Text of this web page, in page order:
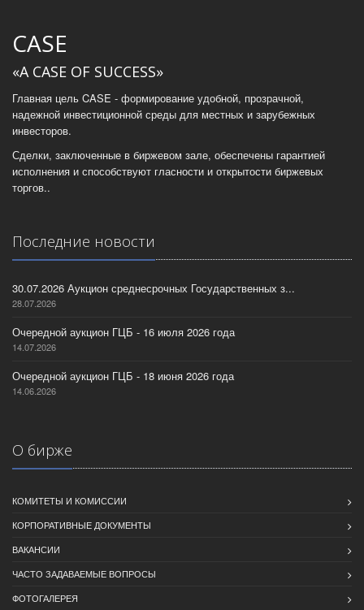
CASE
«A CASE OF SUCCESS»
Главная цель CASE - формирование удобной, прозрачной,
надежной инвестиционной среды для местных и зарубежных
инвесторов.
Сделки, заключенные в биржевом зале, обеспечены гарантией
исполнения и способствуют гласности и открытости биржевых
торгов..
Последние новости
30.07.2026 Аукцион среднесрочных Государственных з...
28.07.2026
Очередной аукцион ГЦБ - 16 июля 2026 года
14.07.2026
Очередной аукцион ГЦБ - 18 июня 2026 года
14.06.2026
О бирже
КОМИТЕТЫ И КОМИССИИ
КОРПОРАТИВНЫЕ ДОКУМЕНТЫ
ВАКАНСИИ
ЧАСТО ЗАДАВАЕМЫЕ ВОПРОСЫ
ФОТОГАЛЕРЕЯ